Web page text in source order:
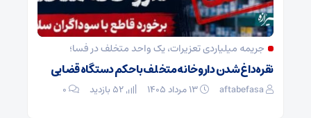
جریمه میلیاردی تعزیرات، یک واحد متخلف در فسا؛
نقره‌داغ شدن داروخانه متخلف با حکم دستگاه قضایی
aftabefasa ۰